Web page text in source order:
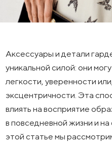
Аксессуары и детали
уникальной силой: они
легкости, уверенности
эксцентричности. Эта
влиять на восприятие
в повседневной жизни и
этой статье мы